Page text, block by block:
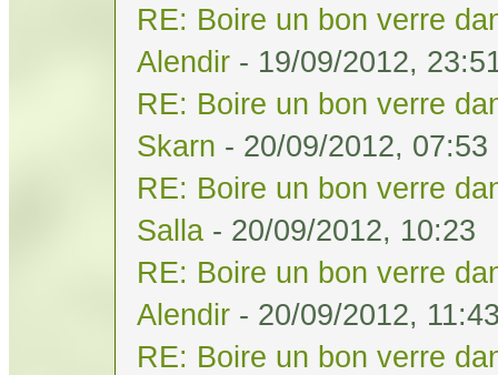
RE: Boire un bon verre
Alendir - 19/09/2012,
RE: Boire un bon verre
Skarn - 20/09/2012, 07:53
RE: Boire un bon verre
Salla - 20/09/2012, 10:23
RE: Boire un bon verre
Alendir - 20/09/2012,
RE: Boire un bon verre